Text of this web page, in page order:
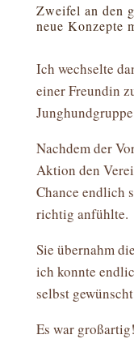
Zweifel an den
neue Konzepte
Ich wechselte
einer Freundin
Nachdem der
Aktion den
Chance endlich
richtig anfühlte.
Sie übernahm
ich konnte
selbst
Es war großartig!